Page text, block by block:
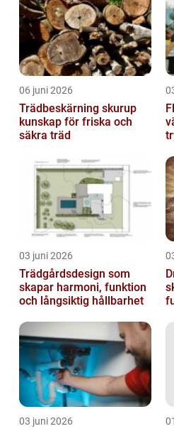
06 juni 2026
Trädbeskärning skurup
kunskap för friska och
säkra träd
03 juni 2026
Trädgårdsdesign som
skapar harmoni, funktion
och långsiktig hållbarhet
03 juni 2026